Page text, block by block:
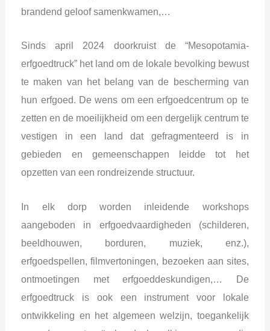
brandend geloof samenkwamen,…
Sinds april 2024 doorkruist de “Mesopotamia-
erfgoedtruck” het land om de lokale bevolking bewust
te maken van het belang van de bescherming van
hun erfgoed. De wens om een erfgoedcentrum op te
zetten en de moeilijkheid om een dergelijk centrum te
vestigen in een land dat gefragmenteerd is in
gebieden en gemeenschappen leidde tot het
opzetten van een rondreizende structuur.
In elk dorp worden inleidende workshops
aangeboden in erfgoedvaardigheden (schilderen,
beeldhouwen, borduren, muziek, enz.),
erfgoedspellen, filmvertoningen, bezoeken aan sites,
ontmoetingen met erfgoeddeskundigen,… De
erfgoedtruck is ook een instrument voor lokale
ontwikkeling en het algemeen welzijn, toegankelijk